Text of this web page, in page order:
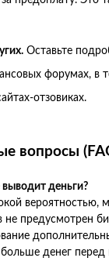
Оставьте
форумах, в
отзовиках.
вопросы
деньги?
вероятностью,
не предусмотрен
денег перед